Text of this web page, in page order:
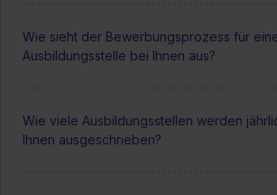
Wie sieht der Bewerbungsprozess für
Ausbildungsstelle bei Ihnen aus?
Wie viele Ausbildungsstellen werden
Ihnen ausgeschrieben?